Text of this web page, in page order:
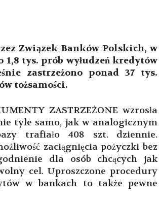
Związek Banków Polskich, w
tys. prób wyłudzeń kredytów
zastrzeżono ponad 37 tys.
tożsamości.
ZASTRZEŻONE wzrosła
tyle samo, jak w analogicznym
trafiało 408 szt. dziennie.
zaciągnięcia pożyczki bez
dla osób chcących jak
cel. Uproszczone procedury
w bankach to także pewne